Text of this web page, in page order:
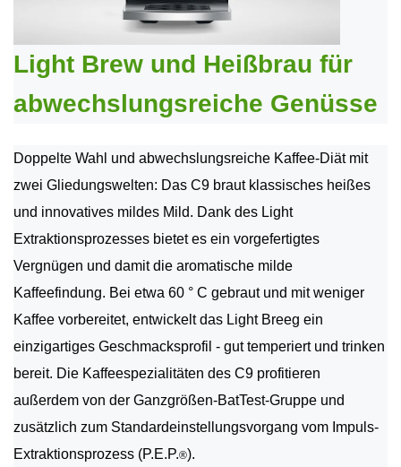
Light Brew und Heißbrau für
abwechslungsreiche Genüsse
Doppelte Wahl und abwechslungsreiche Kaffee-Diät mit
zwei Gliedungswelten: Das C9 braut klassisches heißes
und innovatives mildes Mild. Dank des Light
Extraktionsprozesses bietet es ein vorgefertigtes
Vergnügen und damit die aromatische milde
Kaffeefindung. Bei etwa 60 ° C gebraut und mit weniger
Kaffee vorbereitet, entwickelt das Light Breeg ein
einzigartiges Geschmacksprofil - gut temperiert und trinken
bereit. Die Kaffeespezialitäten des C9 profitieren
außerdem von der Ganzgrößen-BatTest-Gruppe und
zusätzlich zum Standardeinstellungsvorgang vom Impuls-
Extraktionsprozess (P.E.P.®).